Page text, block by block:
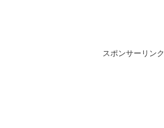
スポンサーリンク